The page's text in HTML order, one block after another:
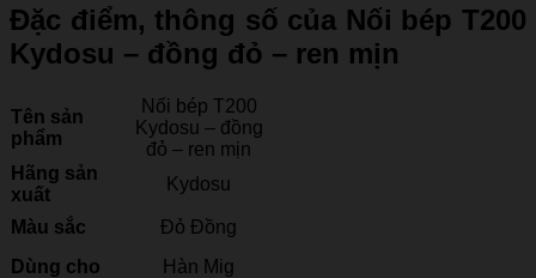
Đặc điểm, thông số của Nối bép T200
Kydosu – đồng đỏ – ren mịn
Tên sản
phẩm
Nối bép T200
Kydosu – đồng
đỏ – ren mịn
Hãng sản
xuất
Kydosu
Màu sắc
Đỏ Đồng
Dùng cho
Hàn Mig